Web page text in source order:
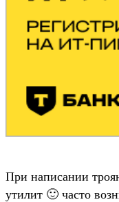
При написании
утилит 🙂 часто